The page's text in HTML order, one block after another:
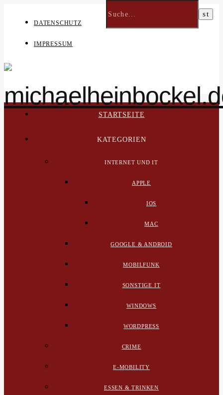
DATENSCHUTZ
IMPRESSUM
STARTSEITE
KATEGORIEN
INTERNET UND IT
APPLE
IOS
MAC
GOOGLE & ANDROID
MOBILFUNK
SONSTIGE IT
WINDOWS
WORDPRESS
CRIME
E-MOBILITY
ESSEN & TRINKEN